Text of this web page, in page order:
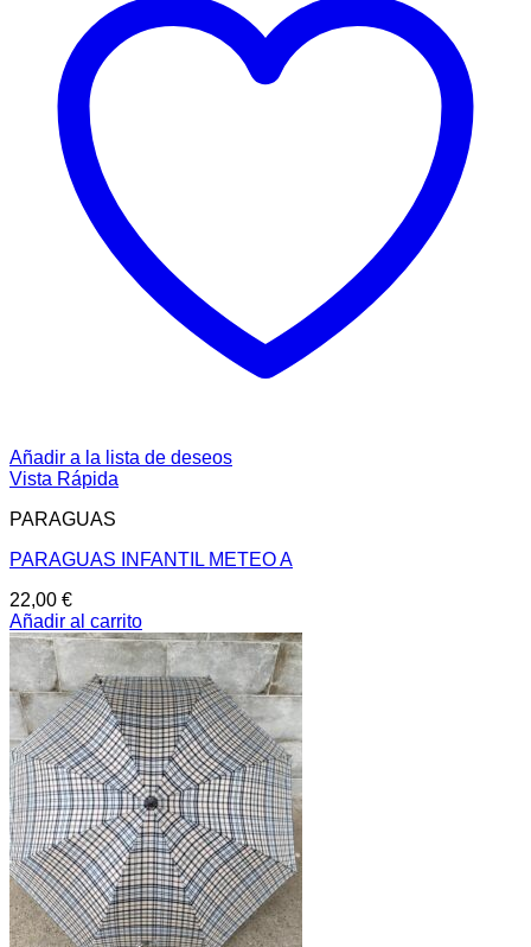
Añadir a la lista de deseos
Vista Rápida
PARAGUAS
PARAGUAS INFANTIL METEO A
22,00 €
Añadir al carrito